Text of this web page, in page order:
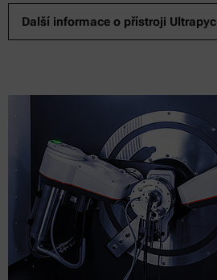
Další informace o přístroji Ultrapyc